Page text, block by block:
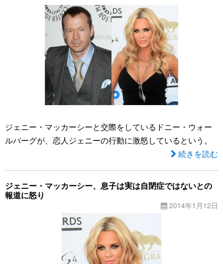
ジェニー・マッカーシーと交際をしているドニー・ウォー
ルバーグが、恋人ジェニーの行動に激怒しているという。
続きを読む
ジェニー・マッカーシー、息子は実は自閉症ではないとの
報道に怒り
2014年1月12日